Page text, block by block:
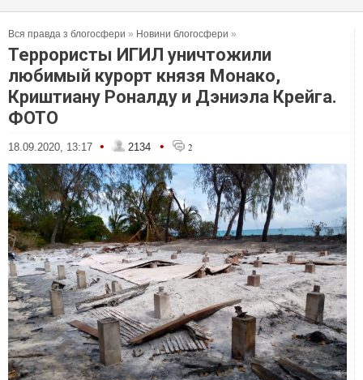
Вся правда з блогосфери » Новини блогосфери »
Террористы ИГИЛ уничтожили
любимый курорт князя Монако,
Криштиану Роналду и Дэниэла Крейга.
ФОТО
18.09.2020, 13:17 • 2134 • 2